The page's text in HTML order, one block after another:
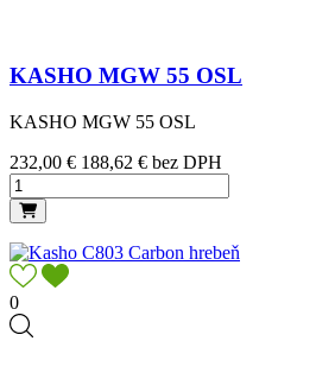
KASHO MGW 55 OSL
KASHO MGW 55 OSL
Cena
232,00 € 188,62 € bez DPH
0